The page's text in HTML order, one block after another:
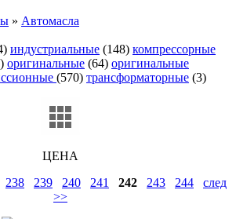
» Автомасла
индустриальные (148) компрессорные
оригинальные (64) оригинальные
(570) трансформаторные (3)
ЦЕНА
238 239 240 241 242 243 244
след
>>